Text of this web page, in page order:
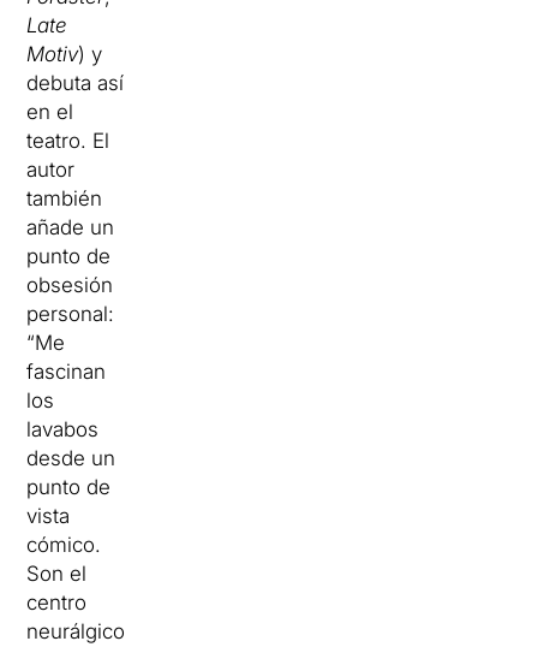
Late
Motiv) y
debuta así
en el
teatro. El
autor
también
añade un
punto de
obsesión
personal:
“Me
fascinan
los
lavabos
desde un
punto de
vista
cómico.
Son el
centro
neurálgico